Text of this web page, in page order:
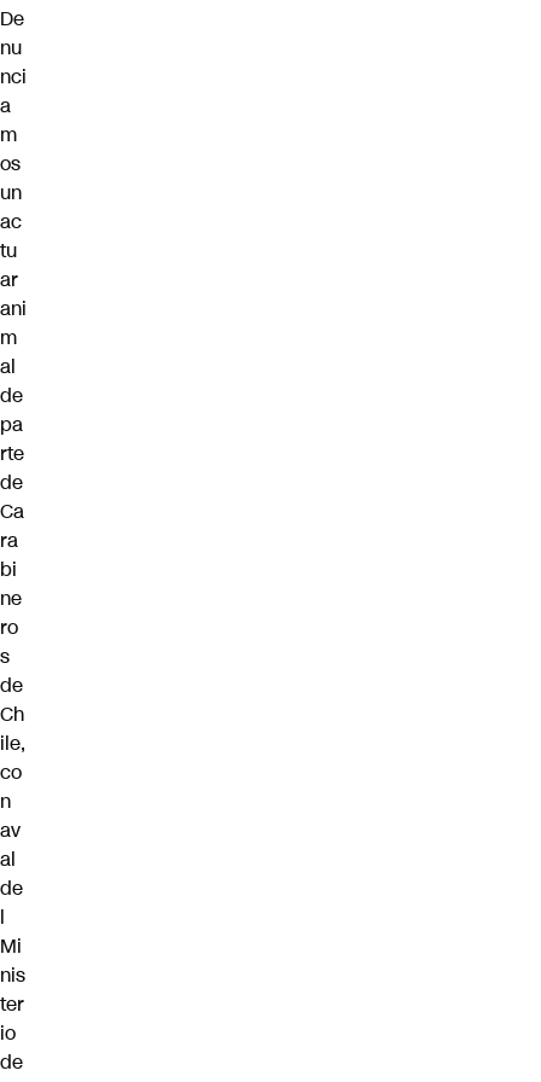
De
nu
nci
a
m
os
un
ac
tu
ar
ani
m
al
de
pa
rte
de
Ca
ra
bi
ne
ro
s
de
Ch
ile,
co
n
av
al
de
l
Mi
nis
ter
io
de